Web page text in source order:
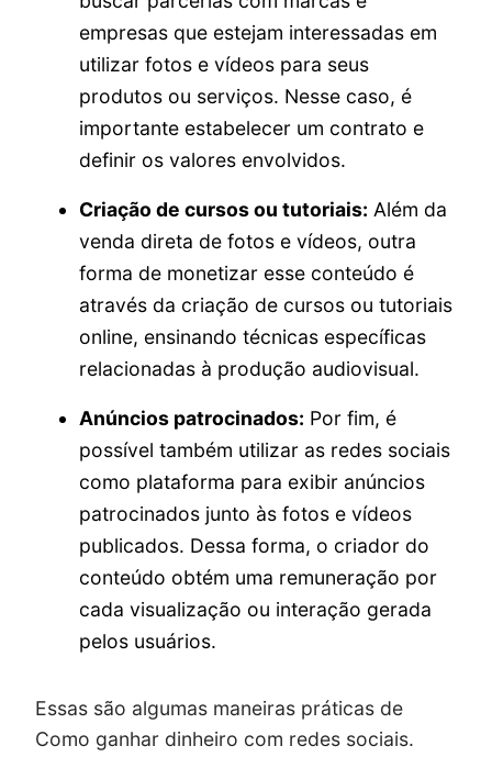
empresas que estejam interessadas em
utilizar fotos e vídeos para seus
produtos ou serviços. Nesse caso, é
importante estabelecer um contrato e
definir os valores envolvidos.
Criação de cursos ou tutoriais: Além da
venda direta de fotos e vídeos, outra
forma de monetizar esse conteúdo é
através da criação de cursos ou tutoriais
online, ensinando técnicas específicas
relacionadas à produção audiovisual.
Anúncios patrocinados: Por fim, é
possível também utilizar as redes sociais
como plataforma para exibir anúncios
patrocinados junto às fotos e vídeos
publicados. Dessa forma, o criador do
conteúdo obtém uma remuneração por
cada visualização ou interação gerada
pelos usuários.
Essas são algumas maneiras práticas de
Como ganhar dinheiro com redes sociais.